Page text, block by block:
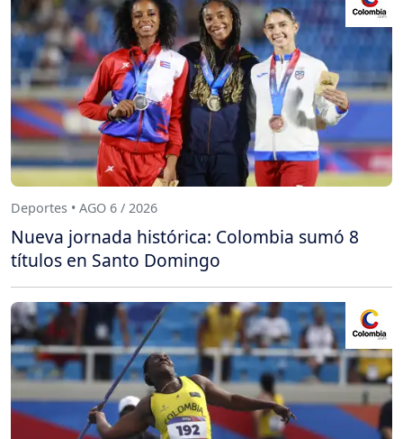
Deportes • AGO 6 / 2026
Nueva jornada histórica: Colombia sumó 8
títulos en Santo Domingo